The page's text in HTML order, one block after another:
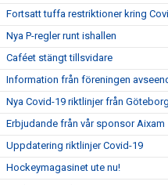
Fortsatt tuffa restriktioner kring
Nya P-regler runt ishallen
Caféet stängt tillsvidare
Information från föreningen
Nya Covid-19 riktlinjer från
Erbjudande från vår sponsor Aixam
Uppdatering riktlinjer Covid-19
Hockeymagasinet ute nu!